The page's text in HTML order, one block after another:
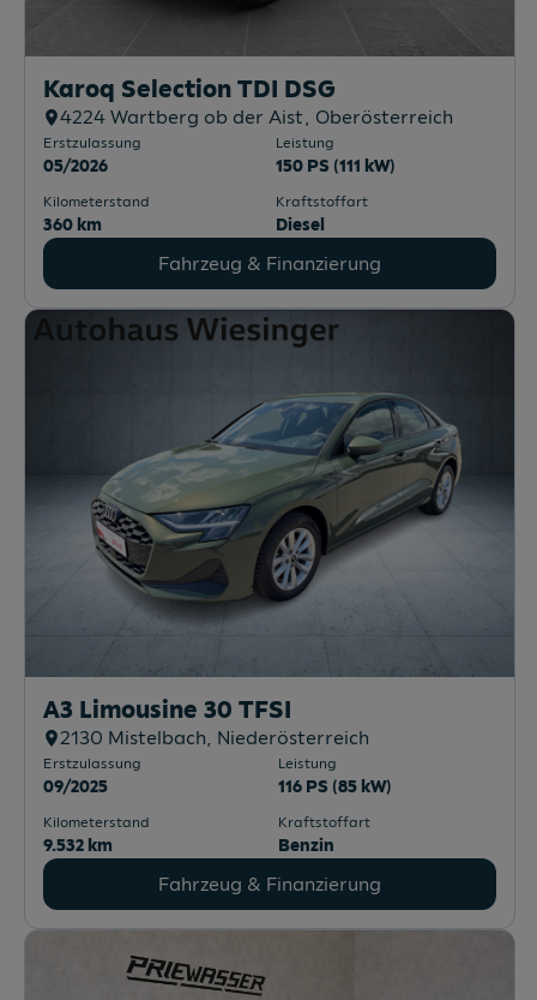
Karoq Selection TDI DSG
4224 Wartberg ob der Aist, Oberösterreich
Erstzulassung
05/2026
Leistung
150 PS (111 kW)
Kilometerstand
360 km
Kraftstoffart
Diesel
Fahrzeug & Finanzierung
A3 Limousine 30 TFSI
2130 Mistelbach, Niederösterreich
Erstzulassung
09/2025
Leistung
116 PS (85 kW)
Kilometerstand
9.532 km
Kraftstoffart
Benzin
Fahrzeug & Finanzierung